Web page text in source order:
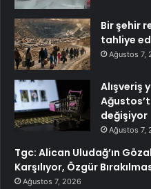
Bir şehir
tahliye
Ağustos 7,
Alışveriş
değişiyor
Ağustos 7,
Tgc: Alican Uludağ’ın
Karşılıyor, Özgür
Ağustos 7, 2026